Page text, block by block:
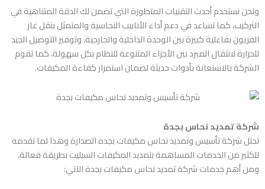
ونحن نستخدم أحدث التقنيات المتطورة التي تضمن لك الدقة المتناهية في
التركيب، كما تساعد في دعم أداء الأنابيب النحاسية والمتمثل بنقل غاز
الفريون بفاعلية كبيرة بين الوحدة الداخلية والخارجية، وتوفير التوصيل الجيد
للحرارة لانتقال المبرد بين الأجزاء المتنوعة للنظام بكل سهولة، كما تقوم
الشركة بالاستعانة بأدوات حديثة لضمان استمرار كفاءة المكيفات.
شركة تمديد نحاس بجدة
تحتلشركة تأسيس وتمديد نحاس مكيفات بجدهالصدارة وهذا لما تقدمه
للكثير من الخدمات المساهمة بتمديد المكيفات السبليت بطريقة فعالة،
ومن أهم خدمات شركة تمديد نحاس مكيفات بجدة الآتي: